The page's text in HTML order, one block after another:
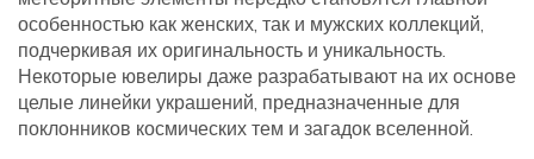
особенностью как женских, так и мужских коллекций,
подчеркивая их оригинальность и уникальность.
Некоторые ювелиры даже разрабатывают на их основе
целые линейки украшений, предназначенные для
поклонников космических тем и загадок вселенной.